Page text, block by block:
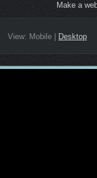
Make a
View: Mobile| Desktop